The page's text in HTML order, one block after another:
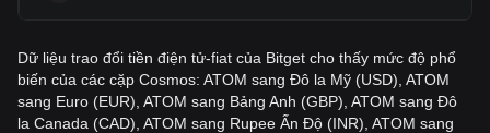
Dữ liệu trao đổi tiền điện tử-fiat của Bitget cho thấy mức độ phổ
biến của các cặp Cosmos: ATOM sang Đô la Mỹ (USD), ATOM
sang Euro (EUR), ATOM sang Bảng Anh (GBP), ATOM sang Đô
la Canada (CAD), ATOM sang Rupee Ấn Độ (INR), ATOM sang